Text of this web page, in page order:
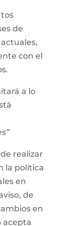
de
con el
a lo
realizar
la política
en
de
en
acepta